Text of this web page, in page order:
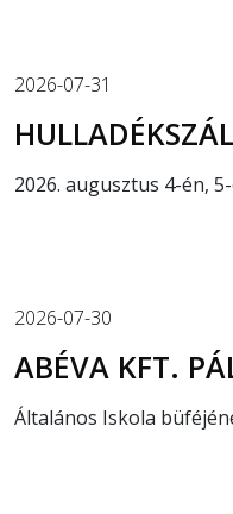
2026-07-31
2026. augusztus 4-én,
2026-07-30
ABÉVA KFT.
Általános Iskola